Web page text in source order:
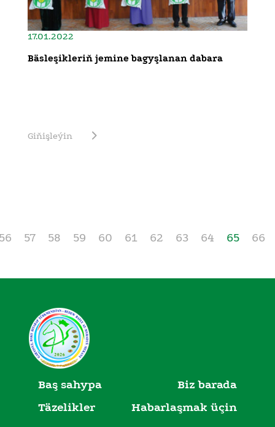
17.01.2022
Bäsleşikleriň jemine bagyşlanan dabara
Giňişleýin
57 58 59 60 61 62 63 64 65 66
Baş sahypa
Biz barada
Täzelikler
Habarlaşmak üçin